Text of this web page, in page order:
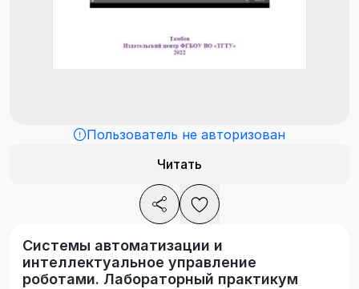
Пользователь не авторизован
Читать
Системы автоматизации и
интеллектуальное управление
роботами. Лабораторный практикум